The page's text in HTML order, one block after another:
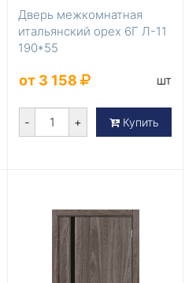
Дверь межкомнатная
итальянский орех 6Г Л-11
190*55
от 3 158 шт
- + Купить